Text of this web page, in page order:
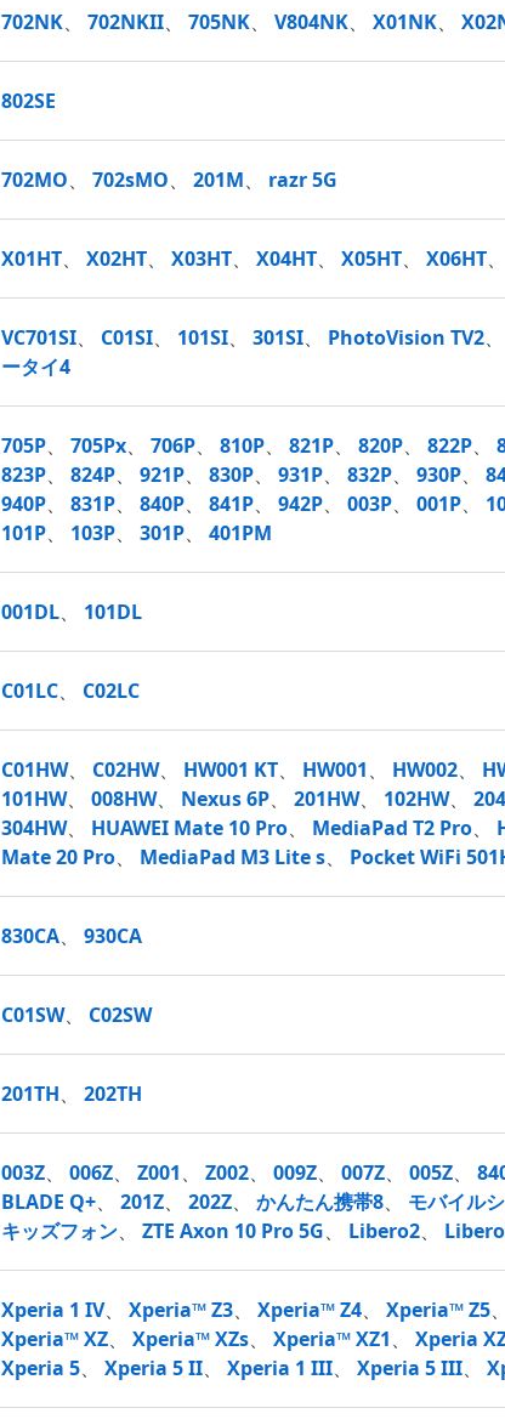
702NK、 702NKII、 705NK、 V804NK、 X01NK、
802SE
702MO、 702sMO、 201M、 razr 5G
X01HT、 X02HT、 X03HT、 X04HT、 X05HT、 X06HT、
VC701SI、 C01SI、 101SI、 301SI、 PhotoVision TV2、
ータイ4
705P、 705Px、 706P、 810P、 821P、 820P、 822P、
823P、 824P、 921P、 830P、 931P、 832P、 930P、
940P、 831P、 840P、 841P、 942P、 003P、 001P、
101P、 103P、 301P、 401PM
001DL、 101DL
C01LC、 C02LC
C01HW、 C02HW、 HW001 KT、 HW001、 HW002、
101HW、 008HW、 Nexus 6P、 201HW、 102HW、
304HW、 HUAWEI Mate 10 Pro、 MediaPad T2 Pro、
Mate 20 Pro、 MediaPad M3 Lite s、 Pocket WiFi
830CA、 930CA
C01SW、 C02SW
201TH、 202TH
003Z、 006Z、 Z001、 Z002、 009Z、 007Z、 005Z、
BLADE Q+、 201Z、 202Z、 かんたん携帯8、 モバイル
キッズフォン、 ZTE Axon 10 Pro 5G、 Libero2、
Xperia 1 IV、 Xperia™ Z3、 Xperia™ Z4、 Xperia™ Z5、
Xperia™ XZ、 Xperia™ XZs、 Xperia™ XZ1、 Xperia
Xperia 5、 Xperia 5 II、 Xperia 1 III、 Xperia 5 III、